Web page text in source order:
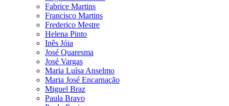
Fabrice Martins
Francisco Martins
Frederico Mestre
Helena Pinto
Inês Jóia
José Quaresma
José Vargas
Maria Luísa Anselmo
Maria José Encarnação
Miguel Braz
Paula Bravo